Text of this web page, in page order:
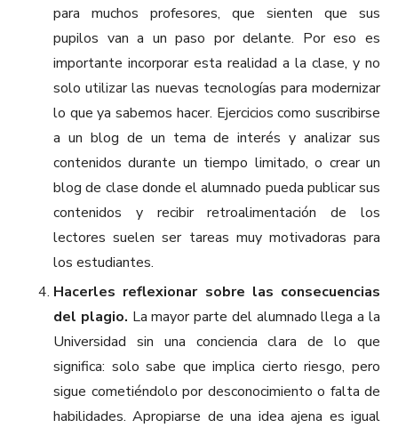
para muchos profesores, que sienten que sus
pupilos van a un paso por delante. Por eso es
importante incorporar esta realidad a la clase, y no
solo utilizar las nuevas tecnologías para modernizar
lo que ya sabemos hacer. Ejercicios como suscribirse
a un blog de un tema de interés y analizar sus
contenidos durante un tiempo limitado, o crear un
blog de clase donde el alumnado pueda publicar sus
contenidos y recibir retroalimentación de los
lectores suelen ser tareas muy motivadoras para
los estudiantes.
Hacerles reflexionar sobre las consecuencias
del plagio. La mayor parte del alumnado llega a la
Universidad sin una conciencia clara de lo que
significa: solo sabe que implica cierto riesgo, pero
sigue cometiéndolo por desconocimiento o falta de
habilidades. Apropiarse de una idea ajena es igual